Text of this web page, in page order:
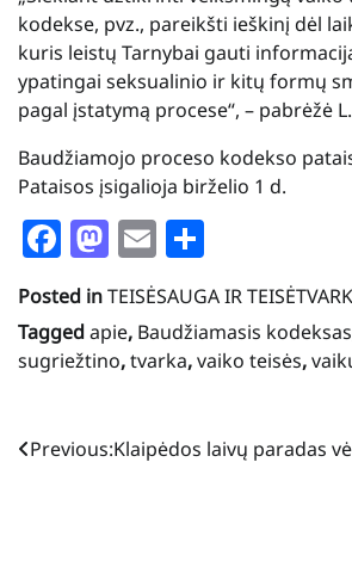
kodekse, pvz., pareikšti ieškinį dėl
kuris leistų Tarnybai gauti
ypatingai seksualinio ir kitų formų
pagal įstatymą procese“, – pabrėžė
Baudžiamojo proceso kodekso
Pataisos įsigalioja birželio 1 d.
Facebook
Mastodon
Email
Posted inTEISĖSAUGA IR
Taggedapie, Baudžiamasis kodeksas
sugriežtino,tvarka,vaiko teisės,
Navigacija
Previous:Klaipėdos laivų paradas